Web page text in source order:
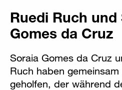
Ruedi Ruch und
Gomes da Cruz
Soraia Gomes da Cruz
Ruch haben
geholfen, der während